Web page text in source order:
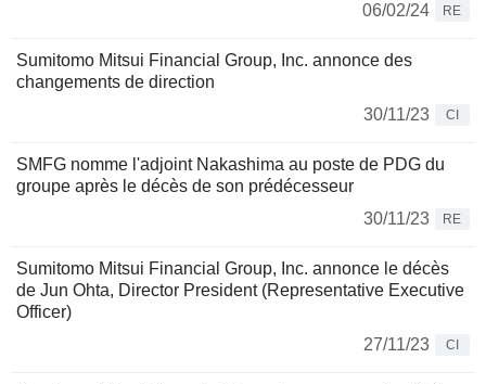
06/02/24 RE
Sumitomo Mitsui Financial Group, Inc. annonce des
changements de direction
30/11/23
CI
SMFG nomme l'adjoint Nakashima au poste de PDG du
groupe après le décès de son prédécesseur
30/11/23
RE
Sumitomo Mitsui Financial Group, Inc. annonce le décès
de Jun Ohta, Director President (Representative Executive
Officer)
27/11/23
CI